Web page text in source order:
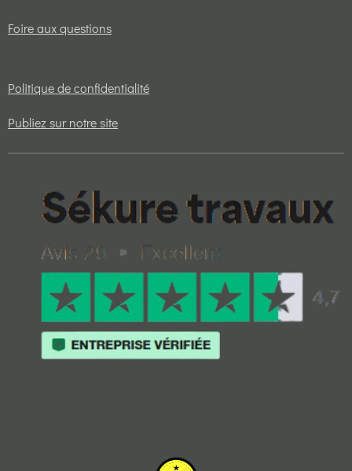
Foire aux questions
Politique de confidentialité
Publiez sur notre site